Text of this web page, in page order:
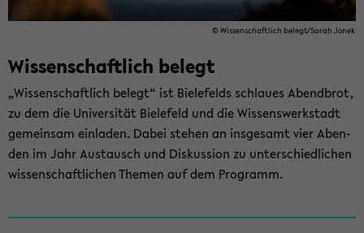
© Wis­sen­schaft­lich be­legt/Sarah Jonek
Wis­sen­schaft­lich be­legt
„Wis­sen­schaft­lich be­legt“ ist Bie­le­felds schlau­es Abend­brot,
zu dem die Uni­ver­si­tät Bie­le­feld und die Wis­sens­werk­stadt
ge­mein­sam ein­la­den. Dabei ste­hen an ins­ge­samt vier Aben­
den im Jahr Aus­tausch und Dis­kus­si­on zu un­ter­schied­li­chen
wis­sen­schaft­li­chen The­men auf dem Pro­gramm.